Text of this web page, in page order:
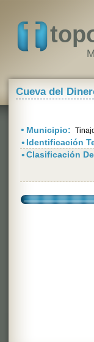
Cueva del
• Municipio:
• Identificación
•Clasificación